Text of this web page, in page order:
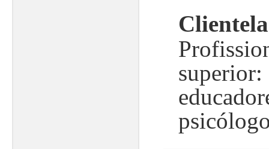
Clientela
superior: